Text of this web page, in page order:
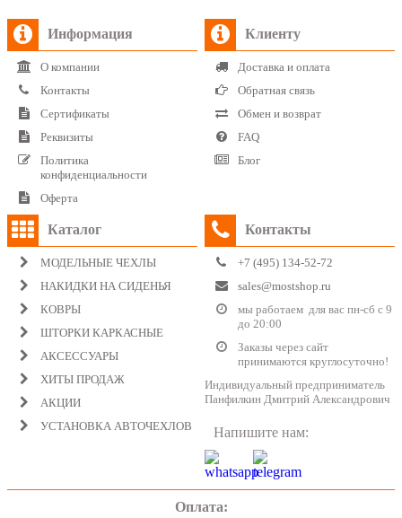
Информация
О компании
Контакты
Сертификаты
Реквизиты
Политика
конфиденциальности
Оферта
Клиенту
Доставка и оплата
Обратная связь
Обмен и возврат
FAQ
Блог
Каталог
МОДЕЛЬНЫЕ ЧЕХЛЫ
НАКИДКИ НА СИДЕНЬЯ
КОВРЫ
ШТОРКИ КАРКАСНЫЕ
АКСЕССУАРЫ
ХИТЫ ПРОДАЖ
АКЦИИ
УСТАНОВКА АВТОЧЕХЛОВ
Контакты
+7 (495) 134-52-72
sales@mostshop.ru
мы работаем для вас пн-сб с 9
до 20:00
Заказы через сайт
принимаются круглосуточно!
Индивидуальный предприниматель
Панфилкин Дмитрий Александрович
Напишите нам:
Оплата: